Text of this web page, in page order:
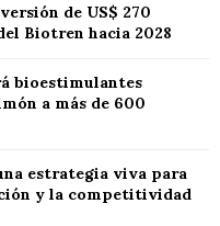
de US$ 270
Biotren hacia 2028
bioestimulantes
a más de 600
estrategia viva para
y la competitividad